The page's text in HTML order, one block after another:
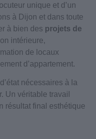
unique et d’un
à Dijon et dans toute
à bien des projets de
intérieure,
de locaux
d’appartement.
nécessaires à la
Un véritable travail
résultat final esthétique